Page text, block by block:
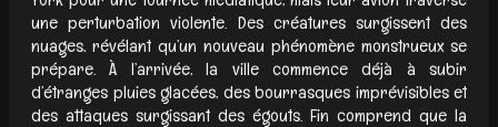
une perturbation violente. Des créatures surgissent des
nuages, révélant qu’un nouveau phénomène monstrueux se
prépare. À l’arrivée, la ville commence déjà à subir
d’étranges pluies glacées, des bourrasques imprévisibles et
des attaques surgissant des égouts. Fin comprend que la